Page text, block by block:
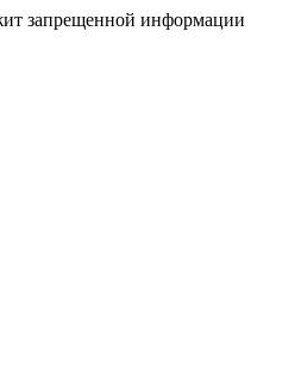
запрещенной информации